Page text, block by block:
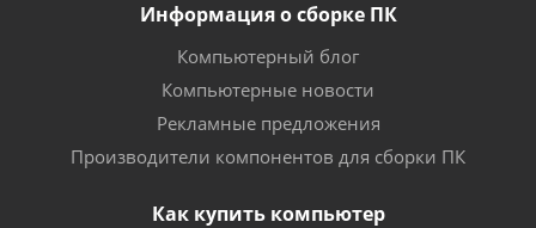
Информация о сборке ПК
Компьютерный блог
Компьютерные новости
Рекламные предложения
Производители компонентов для сборки ПК
Как купить компьютер